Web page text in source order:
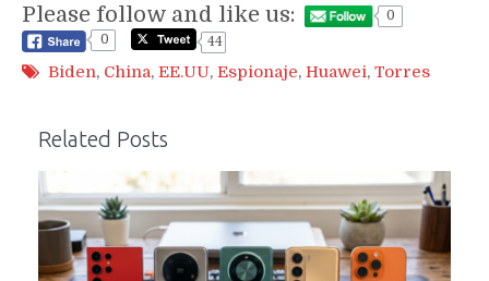
Please follow and like us:
0
0
44
Biden, China, EE.UU, Espionaje, Huawei, Torres
Related Posts